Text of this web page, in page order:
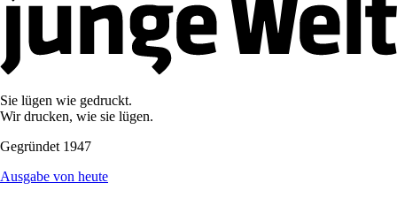
Sie lügen wie gedruckt.
Wir drucken, wie sie lügen.
Gegründet 1947
Ausgabe von heute